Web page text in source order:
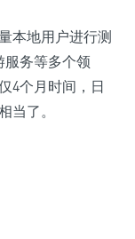
本地用户进行测
服务等多个领
4个月时间，日
当了。